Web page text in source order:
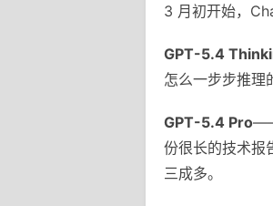
3 月初开始，
GPT-5.4
怎么一步步推理
GPT-5.4 Pro——
份很长的技术报
三成多。